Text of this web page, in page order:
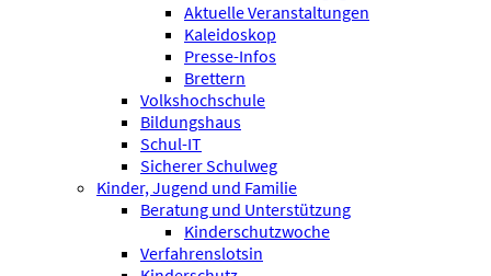
Aktuelle Veranstaltungen
Kaleidoskop
Presse-Infos
Brettern
Volkshochschule
Bildungshaus
Schul-IT
Sicherer Schulweg
Kinder, Jugend und Familie
Beratung und Unterstützung
Kinderschutzwoche
Verfahrenslotsin